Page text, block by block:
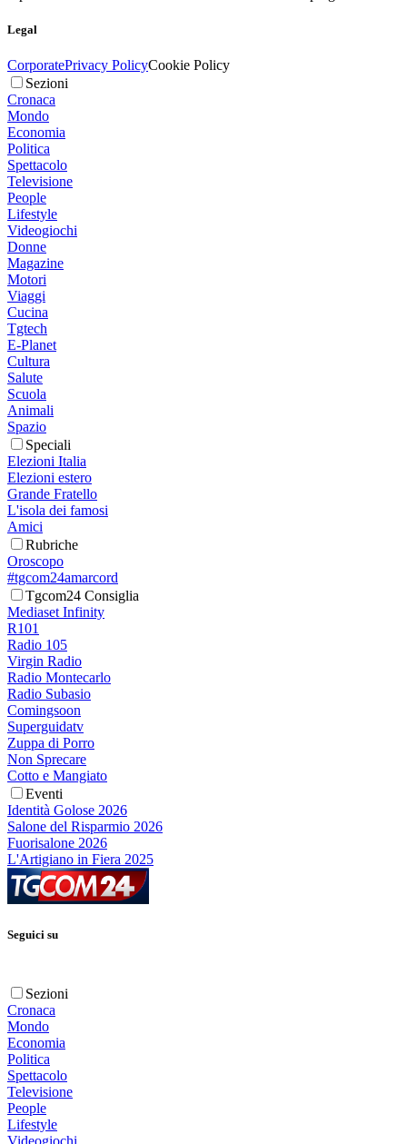
Legal
CorporatePrivacy PolicyCookie Policy
Sezioni
Cronaca
Mondo
Economia
Politica
Spettacolo
Televisione
People
Lifestyle
Videogiochi
Donne
Magazine
Motori
Viaggi
Cucina
Tgtech
E-Planet
Cultura
Salute
Scuola
Animali
Spazio
Speciali
Elezioni Italia
Elezioni estero
Grande Fratello
L'isola dei famosi
Amici
Rubriche
Oroscopo
#tgcom24amarcord
Tgcom24 Consiglia
Mediaset Infinity
R101
Radio 105
Virgin Radio
Radio Montecarlo
Radio Subasio
Comingsoon
Superguidatv
Zuppa di Porro
Non Sprecare
Cotto e Mangiato
Eventi
Identità Golose 2026
Salone del Risparmio 2026
Fuorisalone 2026
L'Artigiano in Fiera 2025
Seguici su
Sezioni
Cronaca
Mondo
Economia
Politica
Spettacolo
Televisione
People
Lifestyle